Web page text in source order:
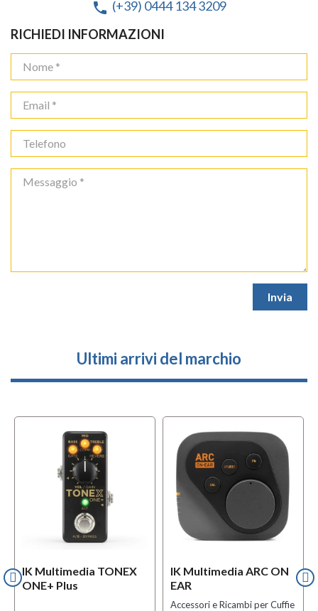
phone (+39) 0444 134 3209
RICHIEDI INFORMAZIONI
Ultimi arrivi del marchio
IK Multimedia TONEX
ONE+ Plus
IK Multimedia ARC ON
EAR
Accessori e Ricambi per Cuffie